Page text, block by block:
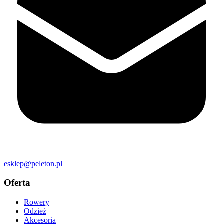
esklep@peleton.pl
Oferta
Rowery
Odzież
Akcesoria